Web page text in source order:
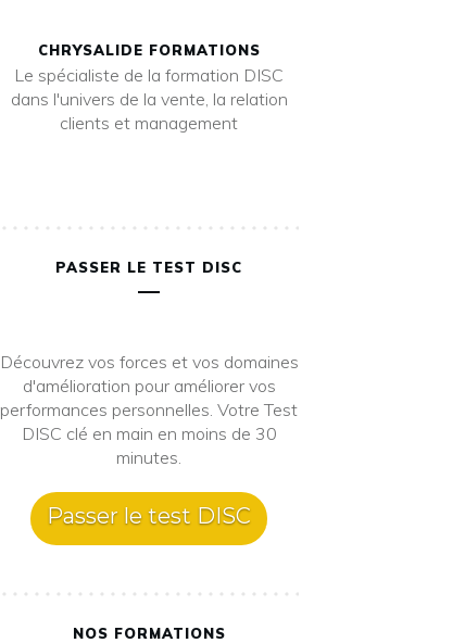
CHRYSALIDE FORMATIONS
Le spécialiste de la formation DISC
dans l'univers de la vente, la relation
clients et management
PASSER LE TEST DISC
Découvrez vos forces et vos domaines
d'amélioration pour améliorer vos
performances personnelles. Votre Test
DISC clé en main en moins de 30
minutes.
Passer le test DISC
NOS FORMATIONS